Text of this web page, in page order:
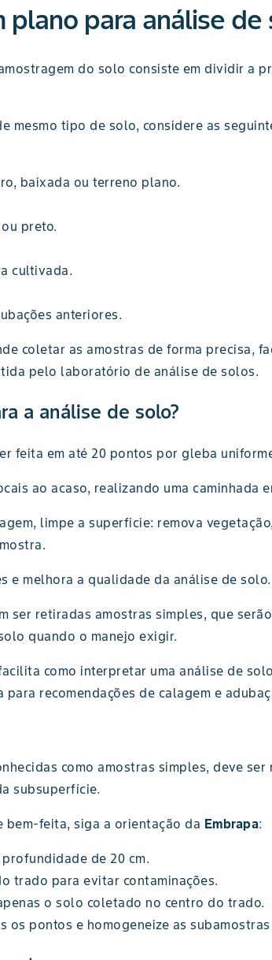
plano para análise de
do solo consiste em dividir a
mesmo tipo de solo, considere as
baixada ou terreno plano.
preto.
cultivada.
anteriores.
coletar as amostras de forma precisa,
pelo laboratório de análise de solos.
a análise de solo?
feita em até 20 pontos por gleba
ao acaso, realizando uma caminhada
limpe a superfície: remova
e melhora a qualidade da análise de solo.
ser retiradas amostras simples, que
quando o manejo exigir.
como interpretar uma análise de
recomendações de calagem e
como amostras simples, deve
subsuperfície.
bem-feita, siga a orientação da Embrapa:
de 20 cm.
trado para evitar contaminações.
o solo coletado no centro do trado.
os pontos e homogeneize as